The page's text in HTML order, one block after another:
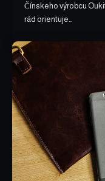
Čínskeho výrobcu
rád orientuje…